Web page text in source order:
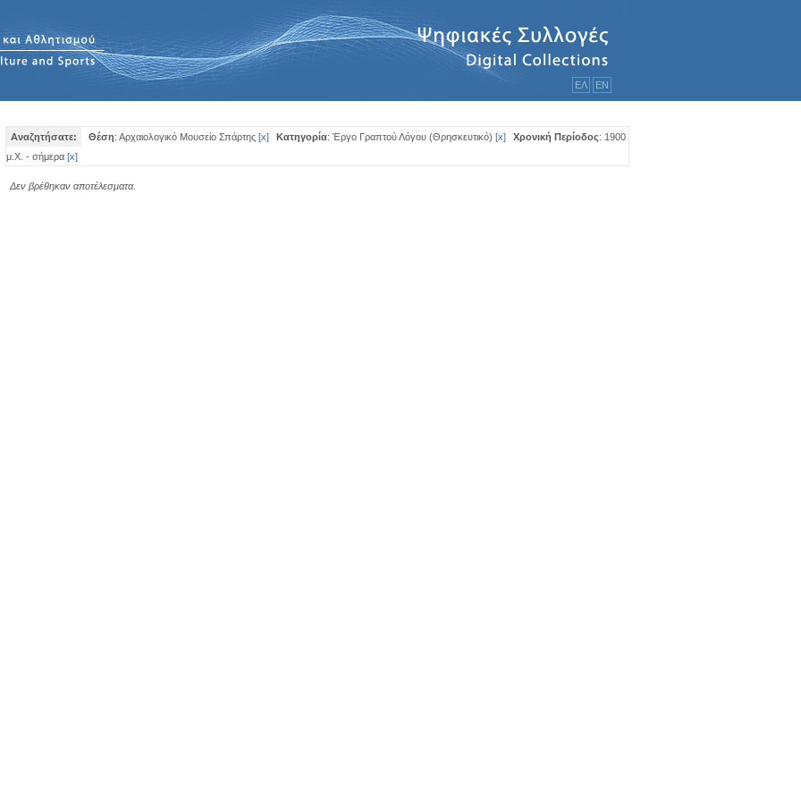
ΕΛ ΕΝ
Αναζητήσατε: Θέση: Αρχαιολογικό Μουσείο Σπάρτης [x] Κατηγορία: Έργο Γραπτού Λόγου (Θρησκευτικό) [x] Χρονική Περίοδος: 1900
μ.Χ. - σήμερα [x]
Δεν βρέθηκαν αποτέλεσματα.